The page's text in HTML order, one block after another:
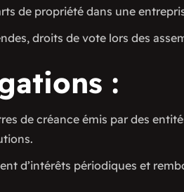
de propriété dans une
droits de vote lors des
:
de créance émis par des
d’intérêts périodiques et